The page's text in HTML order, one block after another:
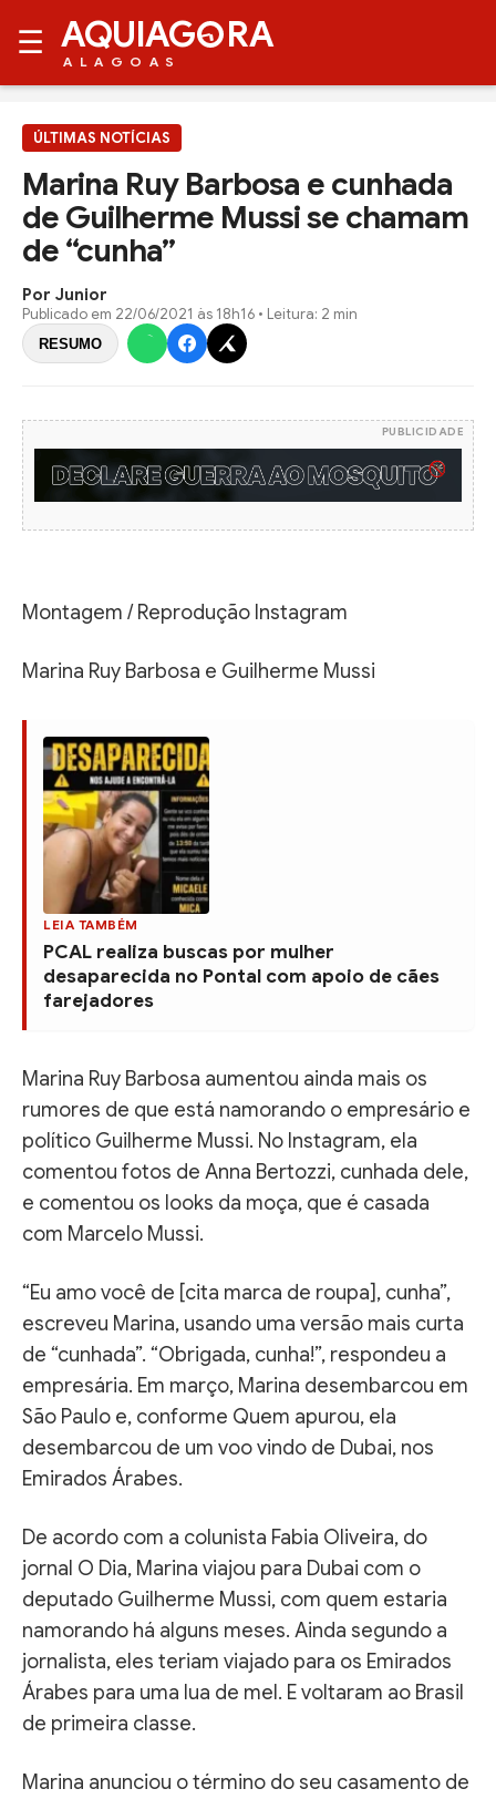
☰ AQUIAG RA
ALAGOAS
ÚLTIMAS NOTÍCIAS
Marina Ruy Barbosa e cunhada
de Guilherme Mussi se chamam
de “cunha”
Por Junior
Publicado em 22/06/2021 às 18h16 • Leitura: 2 min
RESUMO
PUBLICIDADE
Montagem / Reprodução Instagram
Marina Ruy Barbosa e Guilherme Mussi
LEIA TAMBÉM
PCAL realiza buscas por mulher
desaparecida no Pontal com apoio de cães
farejadores
Marina Ruy Barbosa aumentou ainda mais os
rumores de que está namorando o empresário e
político Guilherme Mussi. No Instagram, ela
comentou fotos de Anna Bertozzi, cunhada dele,
e comentou os looks da moça, que é casada
com Marcelo Mussi.
“Eu amo você de [cita marca de roupa], cunha”,
escreveu Marina, usando uma versão mais curta
de “cunhada”. “Obrigada, cunha!”, respondeu a
empresária. Em março, Marina desembarcou em
São Paulo e, conforme Quem apurou, ela
desembarcou de um voo vindo de Dubai, nos
Emirados Árabes.
De acordo com a colunista Fabia Oliveira, do
jornal O Dia, Marina viajou para Dubai com o
deputado Guilherme Mussi, com quem estaria
namorando há alguns meses. Ainda segundo a
jornalista, eles teriam viajado para os Emirados
Árabes para uma lua de mel. E voltaram ao Brasil
de primeira classe.
Marina anunciou o término do seu casamento de